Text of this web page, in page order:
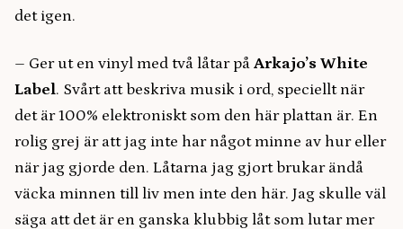
det igen.
– Ger ut en vinyl med två låtar på Arkajo’s White
Label. Svårt att beskriva musik i ord, speciellt när
det är 100% elektroniskt som den här plattan är. En
rolig grej är att jag inte har något minne av hur eller
när jag gjorde den. Låtarna jag gjort brukar ändå
väcka minnen till liv men inte den här. Jag skulle väl
säga att det är en ganska klubbig låt som lutar mer